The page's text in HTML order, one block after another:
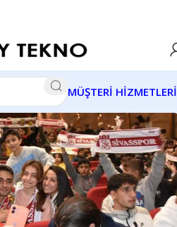
MÜŞTERİ HİZMETLERİ